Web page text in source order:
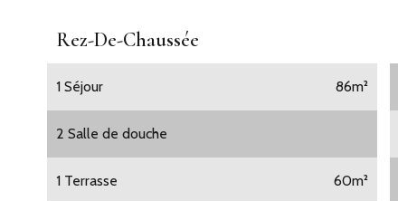
Rez-De-Chaussée
1 Séjour 86m²
2 Salle de douche
1 Terrasse 60m²